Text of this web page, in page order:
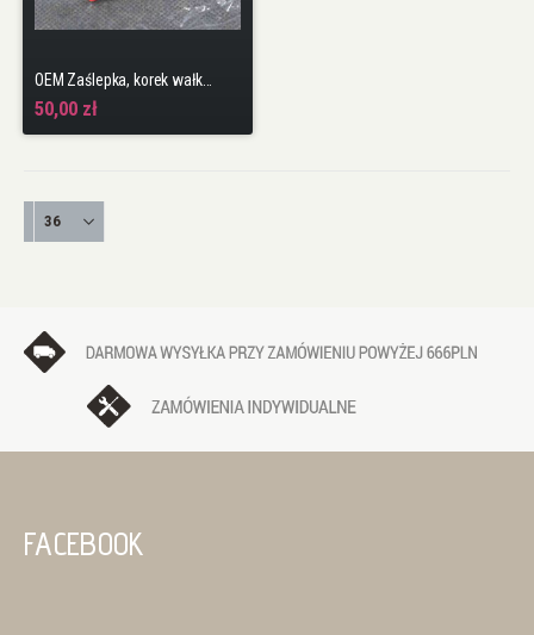
OEM Zaślepka, korek wałka rozrządu B16 H22
50,00 zł
FACEBOOK